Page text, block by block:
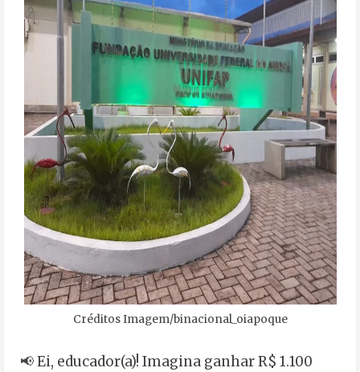
Créditos Imagem/binacional_oiapoque
📢 Ei, educador(a)! Imagina ganhar R$ 1.100